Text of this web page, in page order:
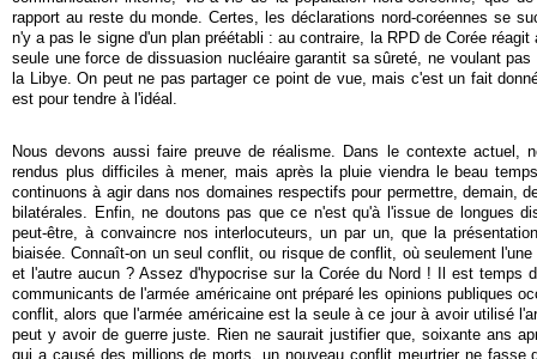
rapport au reste du monde. Certes, les déclarations nord-coréennes se
n'y a pas le signe d'un plan préétabli : au contraire, la RPD de Corée
seule une force de dissuasion nucléaire garantit sa sûreté, ne voulant
la Libye. On peut ne pas partager ce point de vue, mais c'est un fait
est pour tendre à l'idéal.
Nous devons aussi faire preuve de réalisme. Dans le contexte actuel,
rendus plus difficiles à mener, mais après la pluie viendra le beau
continuons à agir dans nos domaines respectifs pour permettre, demain,
bilatérales. Enfin, ne doutons pas que ce n'est qu'à l'issue de longues
peut-être, à convaincre nos interlocuteurs, un par un, que la
biaisée. Connaît-on un seul conflit, ou risque de conflit, où seulement
et l'autre aucun ? Assez d'hypocrise sur la Corée du Nord ! Il est temps
communicants de l'armée américaine ont préparé les opinions publiques
conflit, alors que l'armée américaine est la seule à ce jour à avoir utilisé
peut y avoir de guerre juste. Rien ne saurait justifier que, soixante ans
qui a causé des millions de morts, un nouveau conflit meurtrier ne fasse